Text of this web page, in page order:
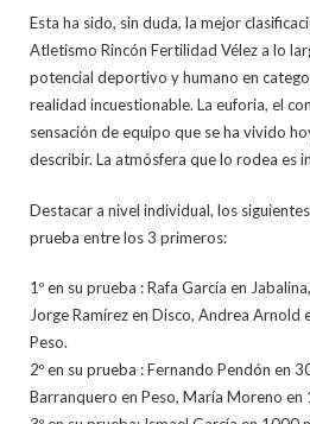
Esta ha sido, sin duda, la mejor
Atletismo Rincón Fertilidad Vélez a lo
potencial deportivo y humano en
realidad incuestionable. La euforia, el
sensación de equipo que se ha vivido
describir. La atmósfera que lo rodea es
Destacar a nivel individual, los
prueba entre los 3 primeros:
1º en su prueba : Rafa García en
Jorge Ramírez en Disco, Andrea Arnold
Peso.
2º en su prueba : Fernando Pendón en
Barranquero en Peso, María Moreno en